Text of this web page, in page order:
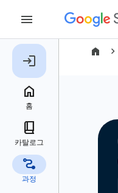
navigate_next